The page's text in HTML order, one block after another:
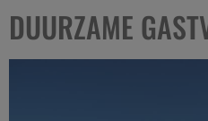
DUURZAME